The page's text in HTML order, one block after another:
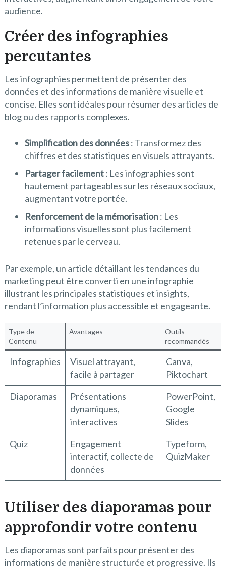
audience.
Créer des infographies
percutantes
Les infographies permettent de présenter des
données et des informations de manière visuelle et
concise. Elles sont idéales pour résumer des articles de
blog ou des rapports complexes.
Simplification des données: Transformez des
chiffres et des statistiques en visuels attrayants.
Partager facilement: Les infographies sont
hautement partageables sur les réseaux sociaux,
augmentant votre portée.
Renforcement de la mémorisation: Les
informations visuelles sont plus facilement
retenues par le cerveau.
Par exemple, un article détaillant les tendances du
marketing peut être converti en une infographie
illustrant les principales statistiques et insights,
rendant l’information plus accessible et engageante.
Type de
Contenu
Avantages
Outils
recommandés
Infographies
Visuel attrayant,
facile à partager
Canva,
Piktochart
Diaporamas
Présentations
dynamiques,
interactives
PowerPoint,
Google
Slides
Quiz
Engagement
interactif, collecte de
données
Typeform,
QuizMaker
Utiliser des diaporamas pour
approfondir votre contenu
Les diaporamas sont parfaits pour présenter des
informations de manière structurée et progressive. Ils